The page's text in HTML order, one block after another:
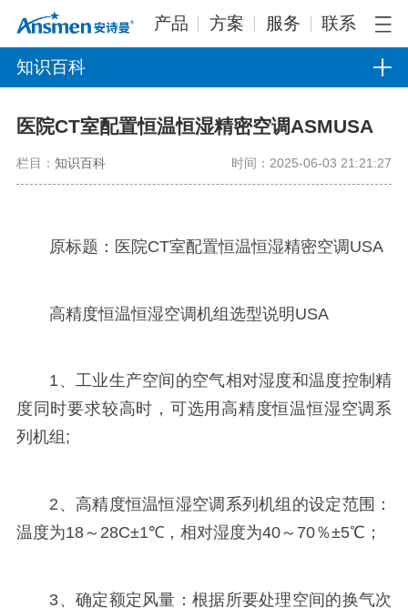
产品 方案 服务 联系
知识百科
医院CT室配置恒温恒湿精密空调ASMUSA
栏目： 知识百科 时间：2025-06-03 21:21:27
原标题：医院CT室配置恒温恒湿精密空调USA
高精度恒温恒湿空调机组选型说明USA
1、工业生产空间的空气相对湿度和温度控制精
度同时要求较高时，可选用高精度恒温恒湿空调系
列机组;
2、高精度恒温恒湿空调系列机组的设定范围：
温度为18～28C±1℃，相对湿度为40～70％±5℃；
3、确定额定风量：根据所要处理空间的换气次